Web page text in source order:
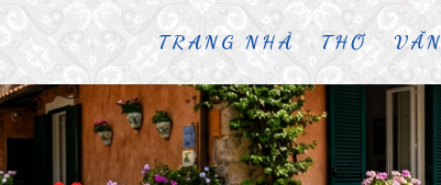
TRANG NHÀ THƠ VĂN